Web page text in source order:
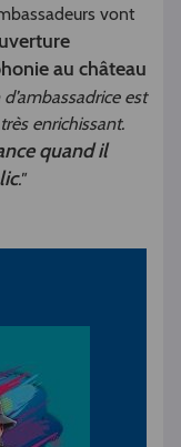
vont
au château
est
enrichissant.
quand il
."